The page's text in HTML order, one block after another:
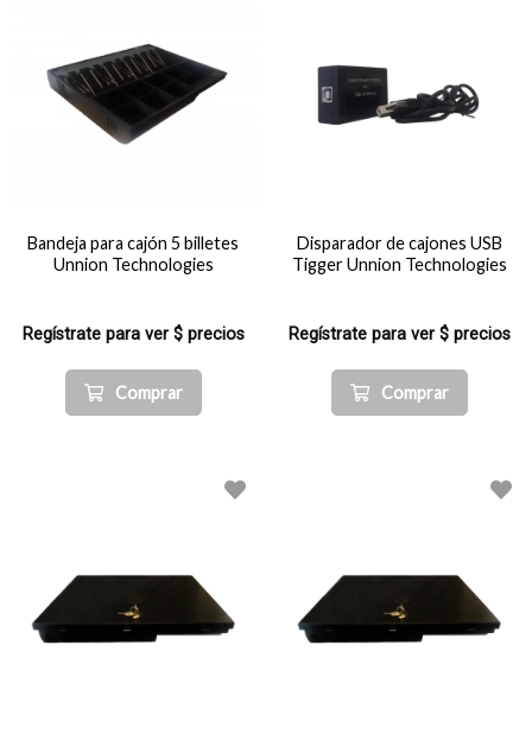
Bandeja para cajón 5 billetes
Unnion Technologies
Regístrate para ver $ precios
Comprar
Disparador de cajones USB
Tigger Unnion Technologies
Regístrate para ver $ precios
Comprar